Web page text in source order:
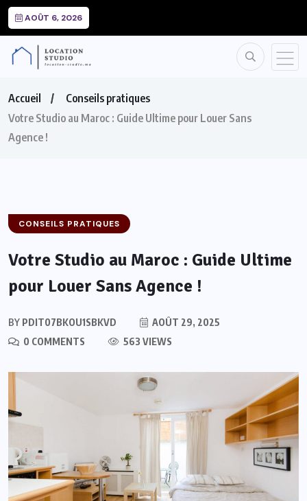
AOÛT 6, 2026
Accueil
Conseils pratiques
Votre Studio au Maroc : Guide Ultime pour Louer Sans
Agence !
CONSEILS PRATIQUES
Votre Studio au Maroc : Guide Ultime
pour Louer Sans Agence !
BY PDIT07BKOU1SBKVD
AOÛT 29, 2025
0 COMMENTS
563 VIEWS